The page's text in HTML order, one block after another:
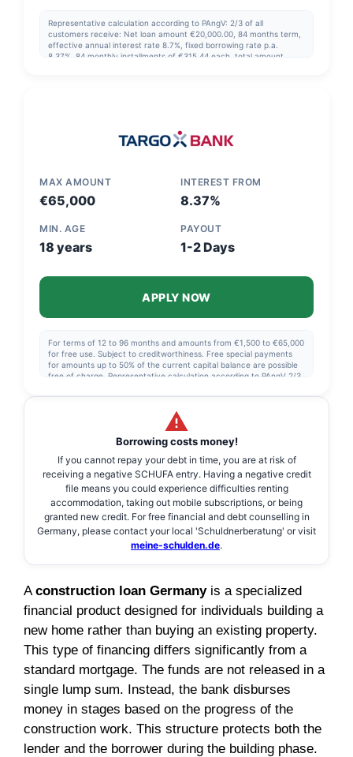
Representative calculation according to PAngV: 2/3 of all
customers receive: Net loan amount €20,000.00, 84 months term,
effective annual interest rate 8.7%, fixed borrowing rate p.a.
8.37%, 84 monthly installments of €315.44 each, total amount
MAX AMOUNT
€65,000
INTEREST FROM
8.37%
MIN. AGE
18 years
PAYOUT
1-2 Days
APPLY NOW
For terms of 12 to 96 months and amounts from €1,500 to €65,000
for free use. Subject to creditworthiness. Free special payments
for amounts up to 50% of the current capital balance are possible
free of charge. Representative calculation according to PAngV 2/3
term, effective annual interest rate 8.7%, fixed borrowing rate p.a.
€26,496.63, Vereinigte Volksbank Raiffeisenbank eG, Darmstädter
Borrowing costs money!
If you cannot repay your debt in time, you are at risk of
receiving a negative SCHUFA entry. Having a negative credit
file means you could experience difficulties renting
accommodation, taking out mobile subscriptions, or being
granted new credit. For free financial and debt counselling in
Germany, please contact your local 'Schuldnerberatung' or visit
meine-schulden.de.
A construction loan Germanyis a specialized
financial product designed for individuals building a
new home rather than buying an existing property.
This type of financing differs significantly from a
standard mortgage. The funds are not released in a
single lump sum. Instead, the bank disburses
money in stages based on the progress of the
construction work. This structure protects both the
lender and the borrower during the building phase.